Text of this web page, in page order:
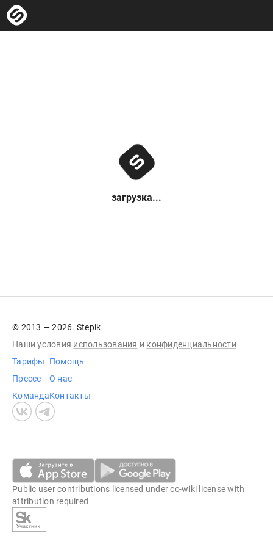
загрузка...
© 2013 — 2026. Stepik
Наши условия использования и конфиденциальности
Тарифы
Прессе
Команда
Помощь
О нас
Контакты
Public user contributions licensed undercc-wiki license with
attribution required